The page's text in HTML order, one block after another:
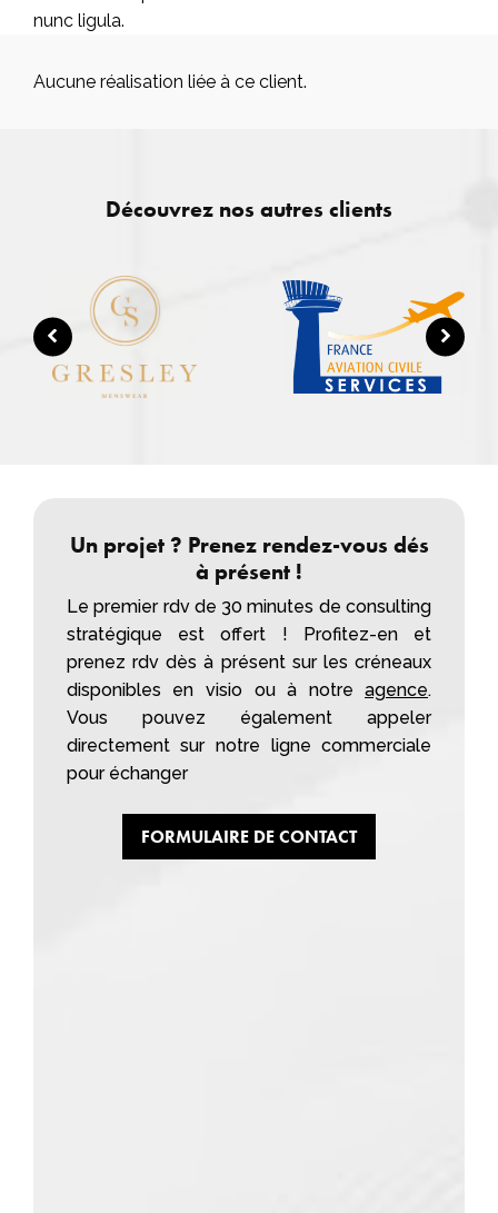
nunc ligula.
Aucune réalisation liée à ce client.
Découvrez nos autres clients
Un projet ? Prenez rendez-vous dés
à présent !
Le premier rdv de 30 minutes de consulting
stratégique est offert ! Profitez-en et
prenez rdv dès à présent sur les créneaux
disponibles en visio ou à notreagence.
Vous pouvez également appeler
directement sur notre ligne commerciale
pour échanger
FORMULAIRE DE CONTACT